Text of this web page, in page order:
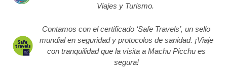
Viajes y Turismo.
Contamos con el certificado ‘Safe Travels’, un sello
mundial en seguridad y protocolos de sanidad. ¡Viaje
con tranquilidad que la visita a Machu Picchu es
segura!